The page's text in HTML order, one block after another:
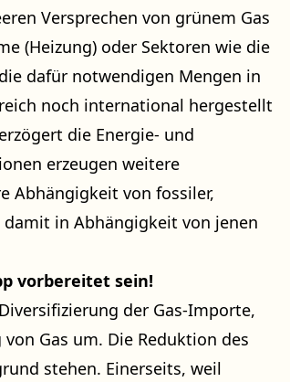
Versprechen von grünem Gas
(Heizung) oder Sektoren wie die
dafür notwendigen Mengen in
noch international hergestellt
die Energie- und
erzeugen weitere
Abhängigkeit von fossiler,
in Abhängigkeit von jenen
vorbereitet sein!
der Gas-Importe,
Gas um. Die Reduktion des
stehen. Einerseits, weil